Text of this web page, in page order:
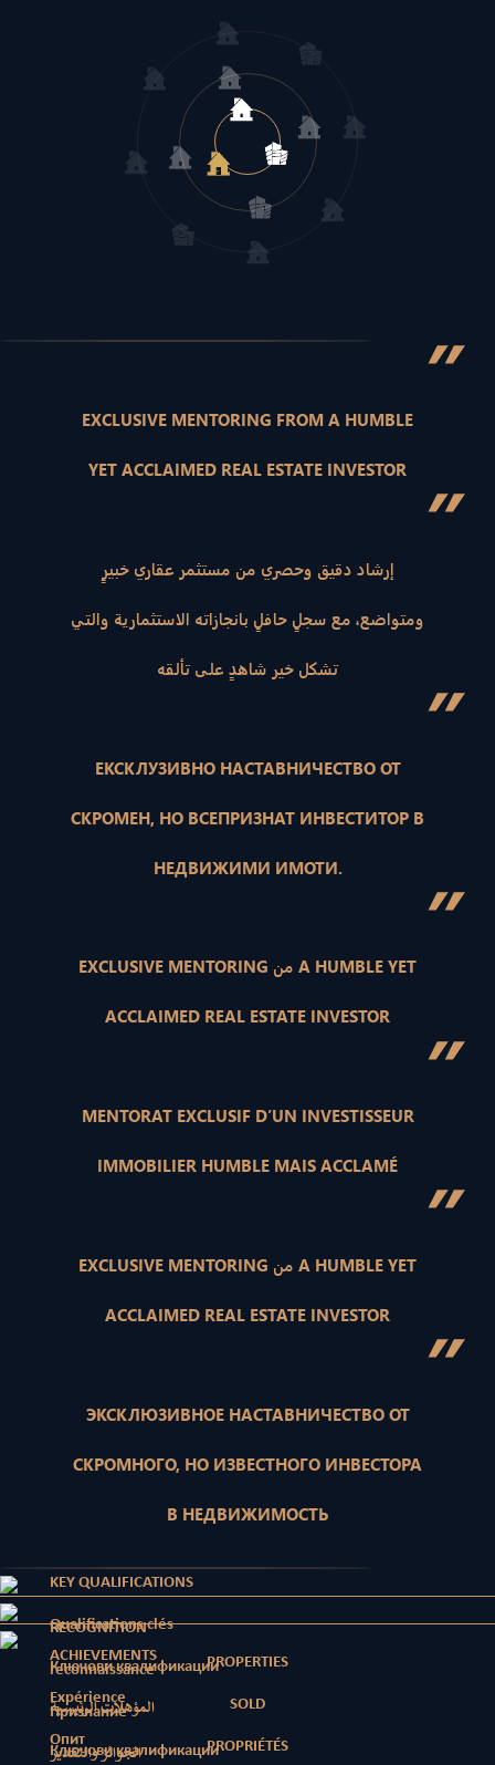
”
EXCLUSIVE MENTORING FROM A HUMBLE
YET ACCLAIMED REAL ESTATE INVESTOR ” إرشاد دقيق وحصري من مستثمر عقاري خبيرٍ
ومتواضع، مع سجلٍ حافلٍ بانجازاته الاستثمارية والتي
تشكل خير شاهدٍ على تألقه ”
ЕКСКЛУЗИВНО НАСТАВНИЧЕСТВО ОТ
СКРОМЕН, НО ВСЕПРИЗНАТ ИНВЕСТИТОР В
НЕДВИЖИМИ ИМОТИ. ” EXCLUSIVE MENTORING من A HUMBLE YET
ACCLAIMED REAL ESTATE INVESTOR ”
MENTORAT EXCLUSIF D’UN INVESTISSEUR
IMMOBILIER HUMBLE MAIS ACCLAMÉ ” EXCLUSIVE MENTORING من A HUMBLE YET
ACCLAIMED REAL ESTATE INVESTOR ”
ЭКСКЛЮЗИВНОЕ НАСТАВНИЧЕСТВО ОТ
СКРОМНОГО, НО ИЗВЕСТНОГО ИНВЕСТОРА
В НЕДВИЖИМОСТЬ
KEY QUALIFICATIONS
Qualifications clés
Ключови квалификации
المؤهلات الرئيسية
Ключови квалификации
RECOGNITION
reconnaissance
Признание
الجوائز والتقدير
ACHIEVEMENTS
Expérience
Опит
PROPERTIES
SOLD
PROPRIÉTÉS